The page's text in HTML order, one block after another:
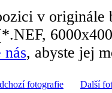
v originále
, abyste jej
fotografie Další